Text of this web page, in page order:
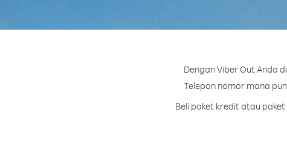
Dengan Viber Out Anda
Telepon nomor mana
Beli paket kredit atau